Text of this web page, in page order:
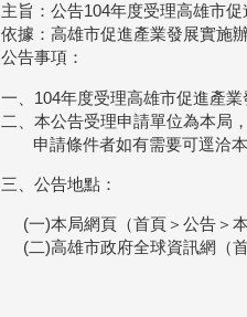
主旨：公告104年度受理高雄市
依據：高雄市促進產業發展實施辦
公告事項：
一、104年度受理高雄市促進產
二、本公告受理申請單位為本局
申請條件者如有需要可逕洽
三、公告地點：
(一)本局網頁（首頁＞公告＞
(二)高雄市政府全球資訊網（